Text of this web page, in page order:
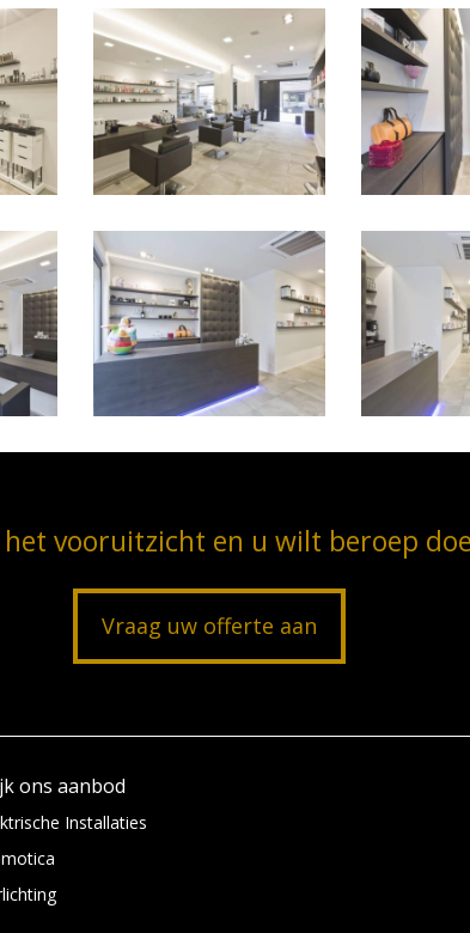
vooruitzicht en u wilt beroep
Vraag uw offerte aan
ons aanbod
Installaties